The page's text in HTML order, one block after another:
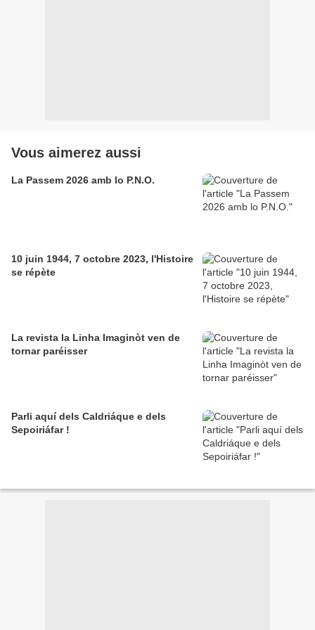
Vous aimerez aussi
La Passem 2026 amb lo P.N.O.
10 juin 1944, 7 octobre 2023, l'Histoire
se répète
La revista la Linha Imaginòt ven de
tornar paréisser
Parli aquí dels Caldriáque e dels
Sepoiriáfar !